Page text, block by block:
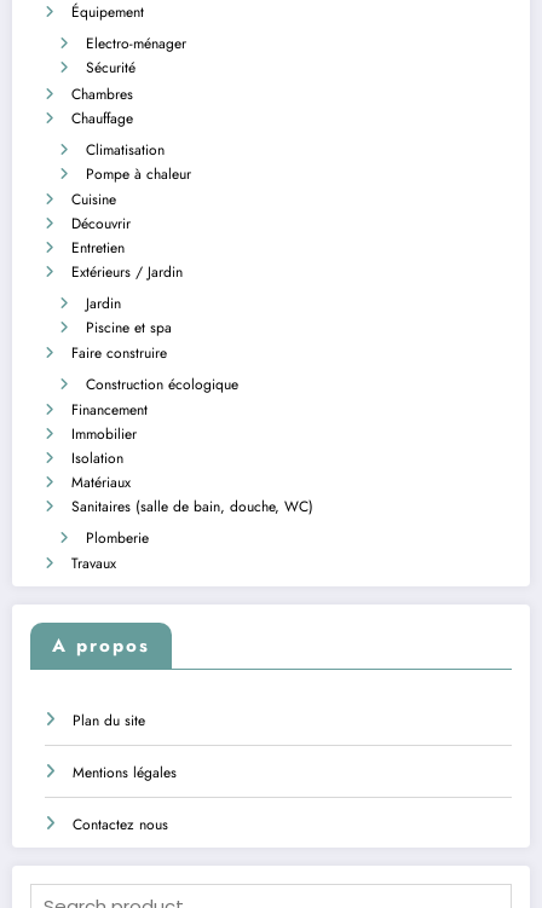
Équipement
Electro-ménager
Sécurité
Chambres
Chauffage
Climatisation
Pompe à chaleur
Cuisine
Découvrir
Entretien
Extérieurs / Jardin
Jardin
Piscine et spa
Faire construire
Construction écologique
Financement
Immobilier
Isolation
Matériaux
Sanitaires (salle de bain, douche, WC)
Plomberie
Travaux
A propos
Plan du site
Mentions légales
Contactez nous